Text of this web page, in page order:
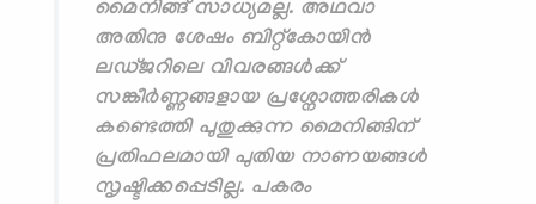
മൈനിങ്ങ് സാധ്യമല്ല. അഥവാ
അതിനു ശേഷം ബിറ്റ്കോയിന്‍
ലഡ്ജറിലെ വിവരങ്ങള്‍ക്ക്
സങ്കീര്‍ണ്ണങ്ങളായ പ്രശ്നോത്തരികള്‍
കണ്ടെത്തി പുതുക്കുന്ന മൈനിങ്ങിന്
പ്രതിഫലമായി പുതിയ നാണയങ്ങള്‍
സൃഷ്ടിക്കപ്പെടില്ല. പകരം